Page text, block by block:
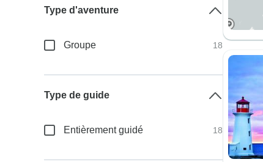
Type d'aventure
Groupe 18
Type de guide
Entièrement guidé 18